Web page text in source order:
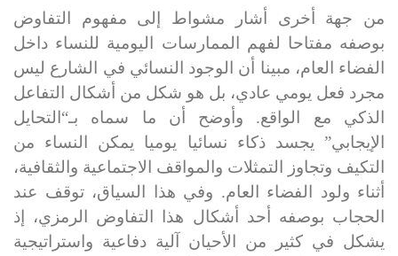
من جهة أخرى أشار مشواط إلى مفهوم التفاوض
بوصفه مفتاحا لفهم الممارسات اليومية للنساء داخل
الفضاء العام، مبينا أن الوجود النسائي في الشارع ليس
مجرد فعل يومي عادي، بل هو شكل من أشكال التفاعل
الذكي مع الواقع. وأوضح أن ما سماه بـ“التحايل
الإيجابي” يجسدذكاء نسائيا يوميا يمكن النساء من
التكيف وتجاوز التمثلات والمواقف الاجتماعية والثقافية،
أثناء ولود الفضاء العام. وفي هذا السياق، توقف عند
الحجاب بوصفه أحد أشكال هذا التفاوض الرمزي، إذ
يشكل في كثير من الأحيان
آلية دفاعية واستراتيجية